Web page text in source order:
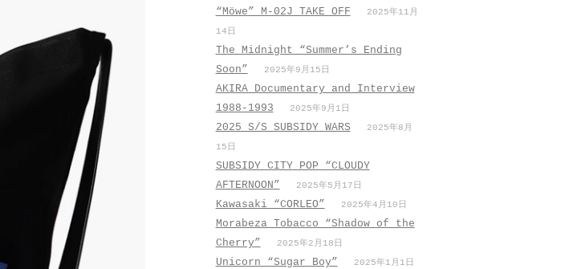
“Möwe” M-02J TAKE OFF
2025年11月
14日
The Midnight “Summer’s Ending
Soon”
2025年9月15日
AKIRA Documentary and Interview
1988-1993
2025年9月1日
2025 S/S SUBSIDY WARS
2025年8月
15日
SUBSIDY CITY POP “CLOUDY
AFTERNOON”
2025年5月17日
Kawasaki “CORLEO” 2025年4月10日
Morabeza Tobacco “Shadow of the
Cherry”
2025年2月18日
Unicorn “Sugar Boy” 2025年1月1日